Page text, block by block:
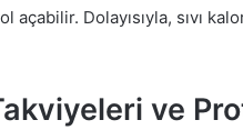
açabilir. Dolayısıyla, sıvı
ve